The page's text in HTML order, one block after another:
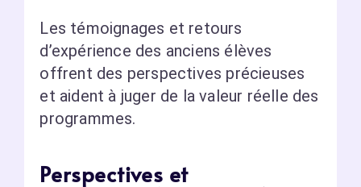
Les témoignages et retours
d’expérience des anciens élèves
offrent des perspectives précieuses
et aident à juger de la valeur réelle des
programmes.
Perspectives et